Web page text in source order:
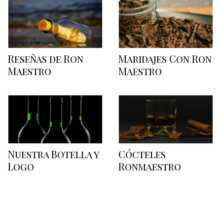
Reseñas de Ron
Maestro
Maridajes Con Ron
Maestro
Nuestra Botella y
Logo
Cócteles
Ronmaestro